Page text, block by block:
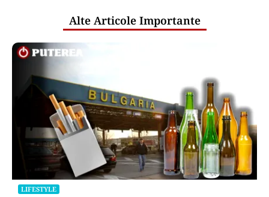
Alte Articole Importante
LIFESTYLE